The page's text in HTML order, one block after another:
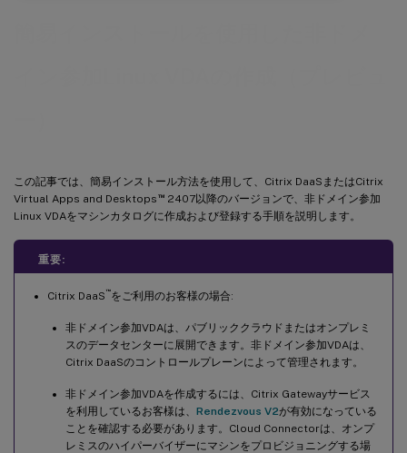
この記事では、簡易インストール方法を使用して、Citrix DaaSまたはCitrix
Virtual Apps and Desktops ™2407以降のバージョンで、非ドメイン参加
Linux VDAをマシンカタログに作成および登録する手順を説明します。
重要:
Citrix DaaS ™をご利用のお客様の場合:
非ドメイン参加VDAは、パブリッククラウドまたはオンプレミ
スのデータセンターに展開できます。非ドメイン参加VDAは、
Citrix DaaSのコントロールプレーンによって管理されます。
非ドメイン参加VDAを作成するには、Citrix Gatewayサービス
を利用しているお客様は、 Rendezvous V2が有効になっている
ことを確認する必要があります。Cloud Connectorは、オンプ
レミスのハイパーバイザーにマシンをプロビジョニングする場